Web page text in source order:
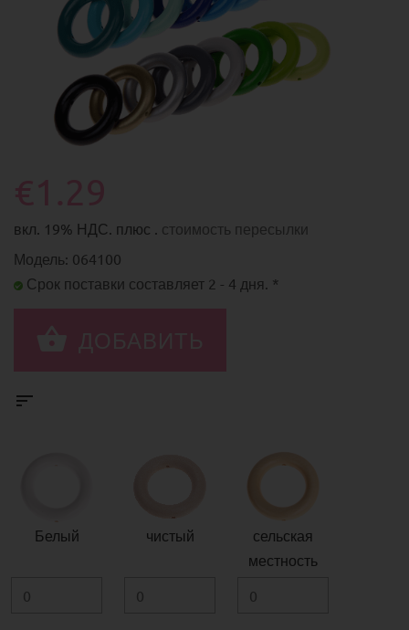
вкл. 19% НДС. плюс . стоимость пересылки
Модель: 064100
Срок поставки составляет 2 - 4 дня. *
Белый чистый
сельская
местность